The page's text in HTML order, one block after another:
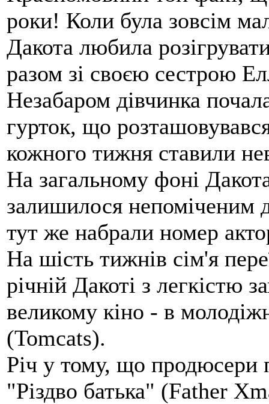
роки! Коли була зовсім
Дакота любила
разом зі своєю сестрою
Незабаром дівчинка
гурток, що
кожного тижня ставили
На загальному фоні
залишилося непоміченим
тут же набрали номер
На шість тижнів сім'я
річній Дакоті з легкістю
великому кіно - в
(Tomcats).
Річ у тому, що продюсери
"Різдво батька" (Father